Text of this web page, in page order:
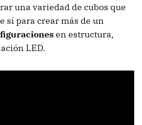
una variedad de cubos que
sí para crear más de un
en estructura,
LED.